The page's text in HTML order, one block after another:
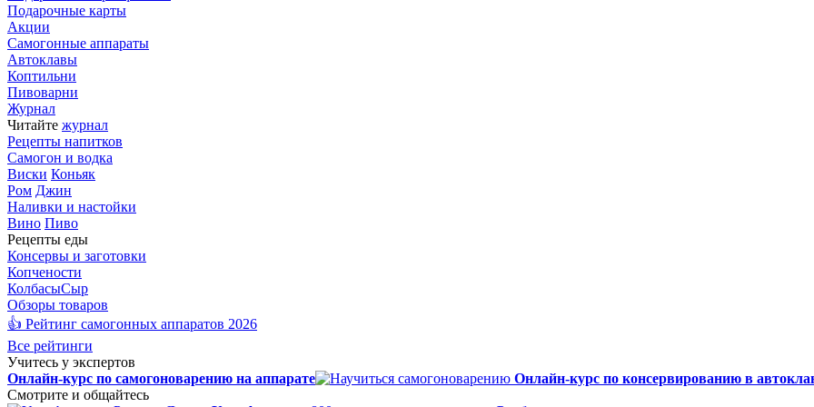
Подарочные карты
Акции
Самогонные аппараты
Автоклавы
Коптильни
Пивоварни
Журнал
Читайте журнал
Рецепты напитков
Самогон и водка
Виски Коньяк
Ром Джин
Наливки и настойки
Вино Пиво
Рецепты еды
Консервы и заготовки
Копчености
КолбасыСыр
Обзоры товаров
👍 Рейтинг самогонных аппаратов 2026
Все рейтинги
Учитесь у экспертов
Онлайн-курс по самогоноварению на аппарате
Онлайн-курс по консервированию в
Смотрите и общайтесь